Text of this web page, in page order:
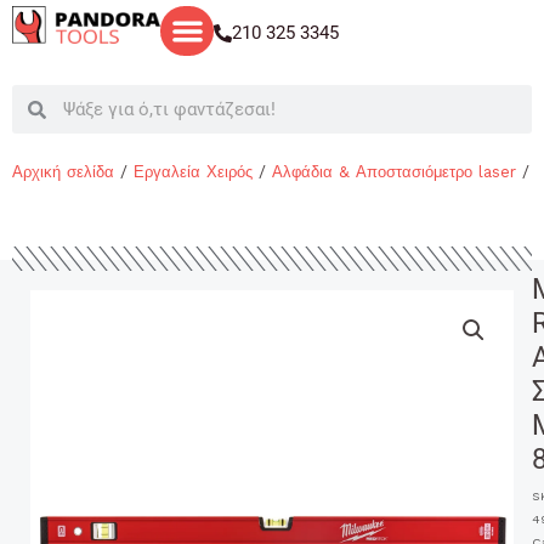
Μετάβαση
στο
210 325 3345
SearchSearch
Αρχική σελίδα / Εργαλεία Χειρός / Αλφάδια & Αποστασιόμετρο laser /